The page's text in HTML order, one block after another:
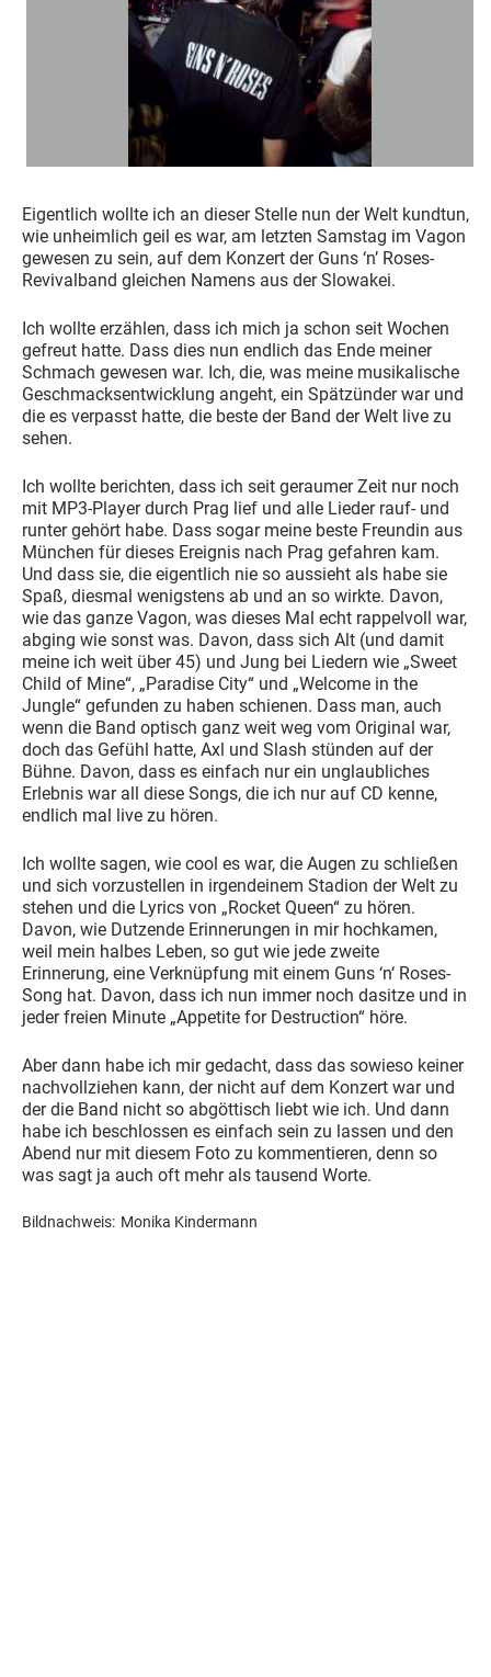
Eigentlich wollte ich an dieser Stelle nun der Welt kundtun,
wie unheimlich geil es war, am letzten Samstag im Vagon
gewesen zu sein, auf dem Konzert der Guns ‘n’ Roses-
Revivalband gleichen Namens aus der Slowakei.
Ich wollte erzählen, dass ich mich ja schon seit Wochen
gefreut hatte. Dass dies nun endlich das Ende meiner
Schmach gewesen war. Ich, die, was meine musikalische
Geschmacksentwicklung angeht, ein Spätzünder war und
die es verpasst hatte, die beste der Band der Welt live zu
sehen.
Ich wollte berichten, dass ich seit geraumer Zeit nur noch
mit MP3-Player durch Prag lief und alle Lieder rauf- und
runter gehört habe. Dass sogar meine beste Freundin aus
München für dieses Ereignis nach Prag gefahren kam.
Und dass sie, die eigentlich nie so aussieht als habe sie
Spaß, diesmal wenigstens ab und an so wirkte. Davon,
wie das ganze Vagon, was dieses Mal echt rappelvoll war,
abging wie sonst was. Davon, dass sich Alt (und damit
meine ich weit über 45) und Jung bei Liedern wie „Sweet
Child of Mine“, „Paradise City“ und „Welcome in the
Jungle“ gefunden zu haben schienen. Dass man, auch
wenn die Band optisch ganz weit weg vom Original war,
doch das Gefühl hatte, Axl und Slash stünden auf der
Bühne. Davon, dass es einfach nur ein unglaubliches
Erlebnis war all diese Songs, die ich nur auf CD kenne,
endlich mal live zu hören.
Ich wollte sagen, wie cool es war, die Augen zu schließen
und sich vorzustellen in irgendeinem Stadion der Welt zu
stehen und die Lyrics von „Rocket Queen“ zu hören.
Davon, wie Dutzende Erinnerungen in mir hochkamen,
weil mein halbes Leben, so gut wie jede zweite
Erinnerung, eine Verknüpfung mit einem Guns ‘n‘ Roses-
Song hat. Davon, dass ich nun immer noch dasitze und in
jeder freien Minute „Appetite for Destruction“ höre.
Aber dann habe ich mir gedacht, dass das sowieso keiner
nachvollziehen kann, der nicht auf dem Konzert war und
der die Band nicht so abgöttisch liebt wie ich. Und dann
habe ich beschlossen es einfach sein zu lassen und den
Abend nur mit diesem Foto zu kommentieren, denn so
was sagt ja auch oft mehr als tausend Worte.
Bildnachweis: Monika Kindermann